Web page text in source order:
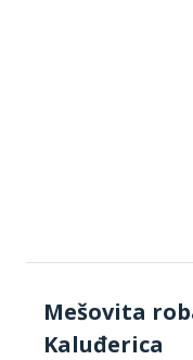
Mešovita
Kaluđerica